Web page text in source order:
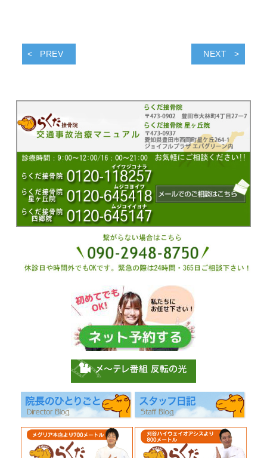
PREV NEXT